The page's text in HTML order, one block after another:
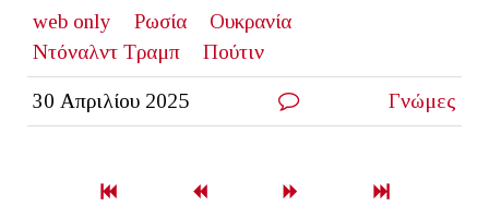
web only
Ρωσία
Ουκρανία
Ντόναλντ Τραμπ
Πούτιν
30 Απριλίου 2025 Γνώμες